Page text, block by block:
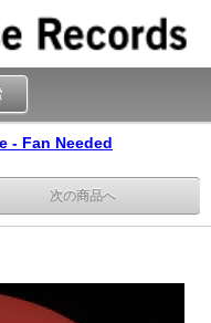
- Fan Needed
次の商品へ